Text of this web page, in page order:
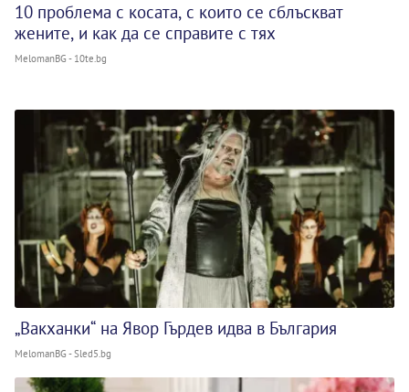
10 проблема с косата, с които се сблъскват
жените, и как да се справите с тях
MelomanBG - 10te.bg
„Вакханки“ на Явор Гърдев идва в България
MelomanBG - Sled5.bg